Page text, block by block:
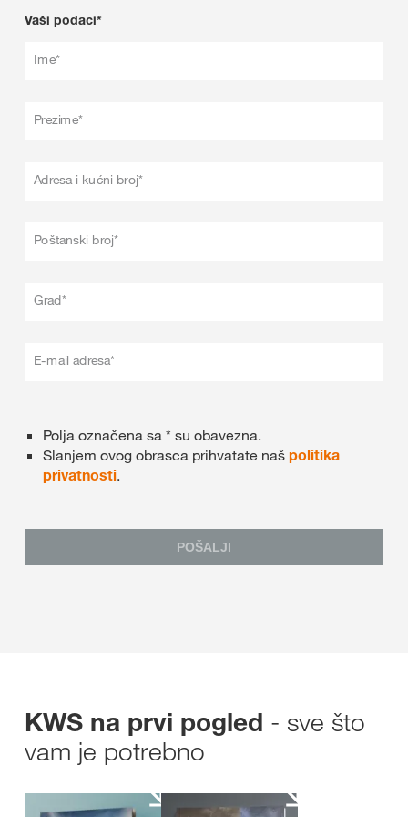
Vaši podaci*
Ime*
Prezime*
Adresa i kućni broj*
Poštanski broj*
Grad*
E-mail adresa*
Polja označena sa * su obavezna.
Slanjem ovog obrasca prihvatate naš politika
privatnosti.
POŠALJI
KWS na prvi pogled - sve što
vam je potrebno